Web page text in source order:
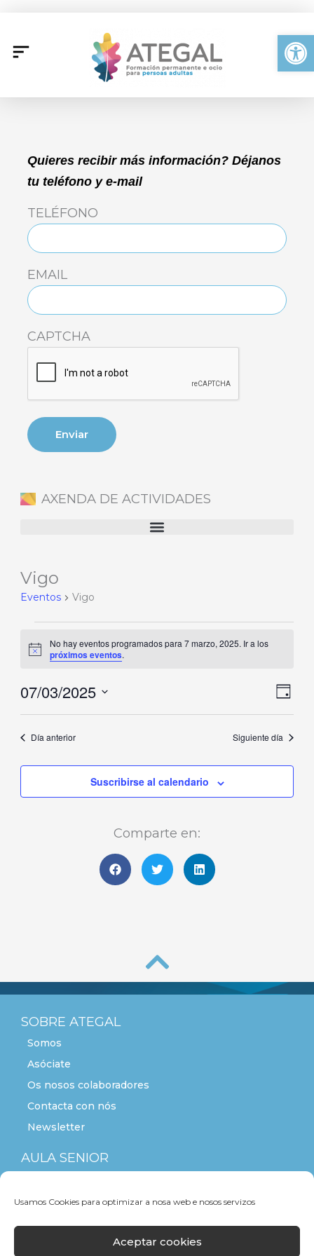
Usamos Cookies para optimizar a nosa web e nosos servizos
Aceptar cookies
contenido
Quieres recibir más información? Déjanos
tu teléfono y e-mail
TELÉFONO
EMAIL
CAPTCHA
AXENDA DE ACTIVIDADES
Vigo
Eventos Vigo
Eventos
en
marzo,
2025
Aviso
No hay eventos programados para 7 marzo, 2025. Ir a los
próximos eventos.
de
vistas
de
Día
07/03/2025
Selecciona
la Día anterior Siguiente día
Suscribirse al calendario
Comparte en:
SOBRE ATEGAL
Somos
Asóciate
Os nosos colaboradores
Contacta con nós
Newsletter
AULA SENIOR